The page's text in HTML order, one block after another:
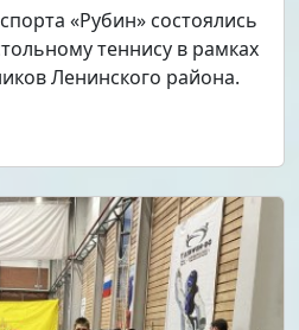
«Рубин» состоялись
теннису в рамках
Ленинского района.